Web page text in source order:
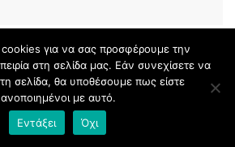
cookies για να σας προσφέρουμε την
στη σελίδα μας. Εάν συνεχίσετε να
τη σελίδα, θα υποθέσουμε πως είστε
με αυτό.
Εντάξει
Όχι